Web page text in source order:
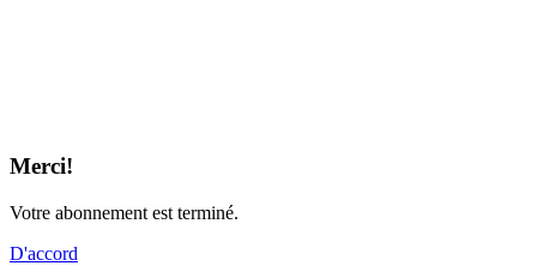
Merci!
Votre abonnement est terminé.
D'accord